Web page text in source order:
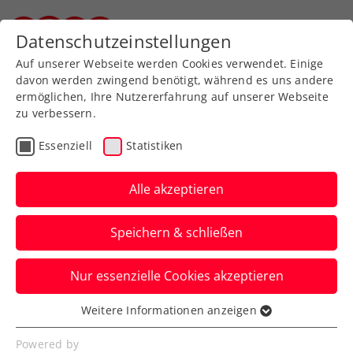
Zurück zur Newsübersicht
Turniere
ITF Monzón: Paszek
schrammt am nächsten
Doppelcoup vorbei
Für die erfahrene ÖTV-
Nationalmannschaftsspielerin bleibt ein
guter zweiter Platz in Spanien.
Verfasst von: Manuel Wachta, 18.05.2024
Datenschutzeinstellungen
Auf unserer Webseite werden Cookies verwendet. Einige
davon werden zwingend benötigt, während es uns andere
ermöglichen, Ihre Nutzererfahrung auf unserer Webseite
zu verbessern.
Essenziell Statistiken
Alle akzeptieren
Speichern & schließen
Nur essenzielle Cookies akzeptieren
Essenziell
Essenzielle Cookies werden für grundlegende
Weitere Informationen anzeigen
Powered by